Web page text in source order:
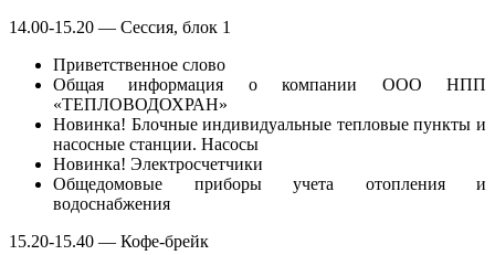
14.00-15.20 — Сессия, блок 1
Приветственное слово
Общая информация о компании ООО НПП
«ТЕПЛОВОДОХРАН»
Новинка! Блочные индивидуальные тепловые пункты и
насосные станции. Насосы
Новинка! Электросчетчики
Общедомовые приборы учета отопления и
водоснабжения
15.20-15.40 — Кофе-брейк